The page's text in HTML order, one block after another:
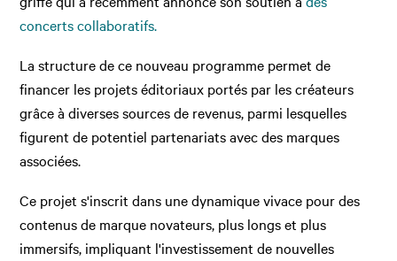
concerts collaboratifs.
La structure de ce nouveau programme permet de
financer les projets éditoriaux portés par les créateurs
grâce à diverses sources de revenus, parmi lesquelles
figurent de potentiel partenariats avec des marques
associées.
Ce projet s'inscrit dans une dynamique vivace pour des
contenus de marque novateurs, plus longs et plus
immersifs, impliquant l'investissement de nouvelles